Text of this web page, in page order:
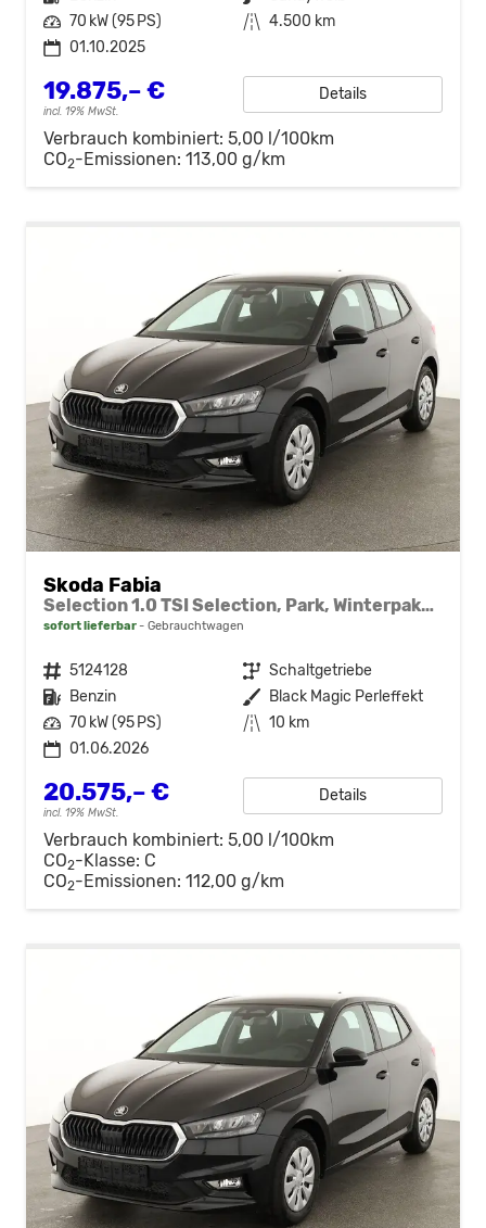
Leistung 70 kW (95 PS) Kilometerstand 4.500 km
01.10.2025
19.875,– €
incl. 19% MwSt.
Details
Verbrauch kombiniert: 5,00 l/100km
CO2-Emissionen: 113,00 g/km
Skoda Fabia
Selection 1.0 TSI Selection, Park, Winterpaket, SmartLink, 4 J.-Garantie
sofort lieferbar Gebrauchtwagen
Fahrzeugnr. 5124128 Getriebe Schaltgetriebe
Kraftstoff Benzin Außenfarbe Black Magic Perleffekt
Leistung 70 kW (95 PS) Kilometerstand 10 km
01.06.2026
20.575,– €
incl. 19% MwSt.
Details
Verbrauch kombiniert: 5,00 l/100km
CO2-Klasse: C
CO2-Emissionen: 112,00 g/km